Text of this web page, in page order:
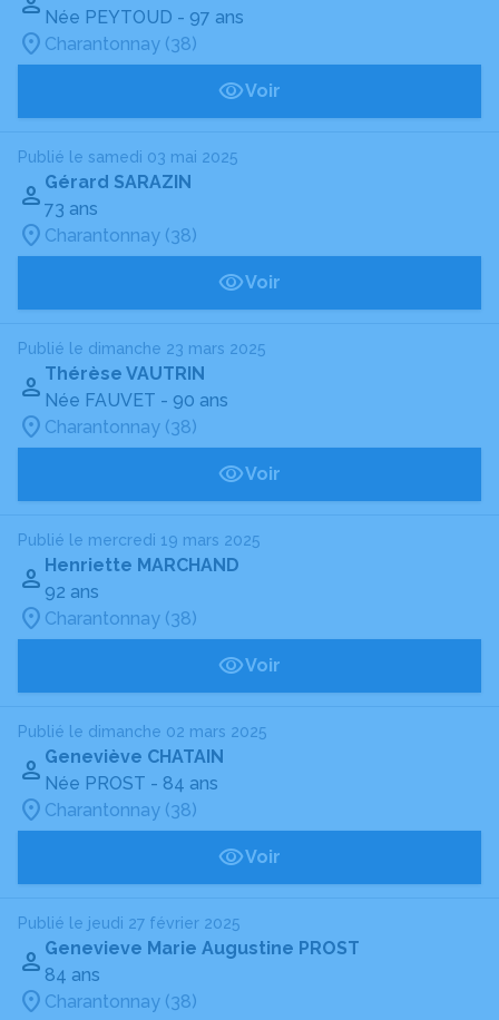
Née PEYTOUD - 97 ans
Charantonnay (38)
Voir
Publié le samedi 03 mai 2025
Gérard SARAZIN
73 ans
Charantonnay (38)
Voir
Publié le dimanche 23 mars 2025
Thérèse VAUTRIN
Née FAUVET - 90 ans
Charantonnay (38)
Voir
Publié le mercredi 19 mars 2025
Henriette MARCHAND
92 ans
Charantonnay (38)
Voir
Publié le dimanche 02 mars 2025
Geneviève CHATAIN
Née PROST - 84 ans
Charantonnay (38)
Voir
Publié le jeudi 27 février 2025
Genevieve Marie Augustine PROST
84 ans
Charantonnay (38)